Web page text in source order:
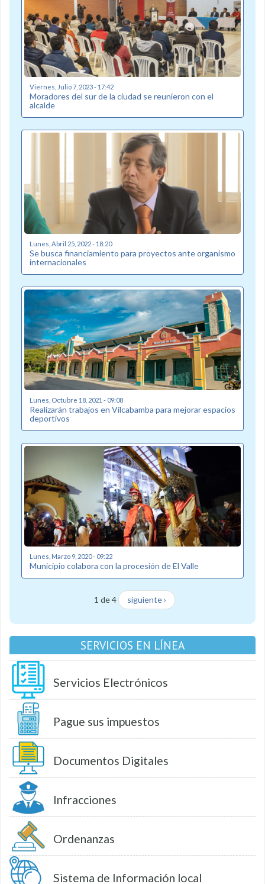
Viernes, Julio 7, 2023 - 17:42
Moradores del sur de la ciudad se reunieron con el
alcalde
Lunes, Abril 25, 2022 - 18:20
Se busca financiamiento para proyectos ante organismo
internacionales
Lunes, Octubre 18, 2021 - 09:08
Realizarán trabajos en Vilcabamba para mejorar espacios
deportivos
Lunes, Marzo 9, 2020 - 09:22
Municipio colabora con la procesión de El Valle
1 de 4 siguiente ›
SERVICIOS EN LÍNEA
Servicios Electrónicos
Pague sus impuestos
Documentos Digitales
Infracciones
Ordenanzas
Sistema de Información local